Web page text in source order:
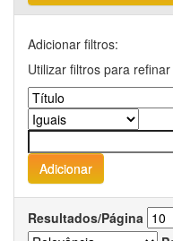
Adicionar filtros:
Utilizar filtros para
Resultados/Página